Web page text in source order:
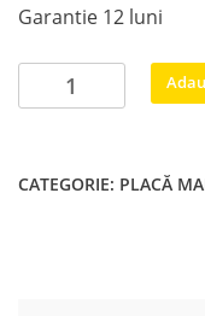
Garantie 12 luni
Cantitate
BN94-
02528A
CATEGORIE: PLACĂ